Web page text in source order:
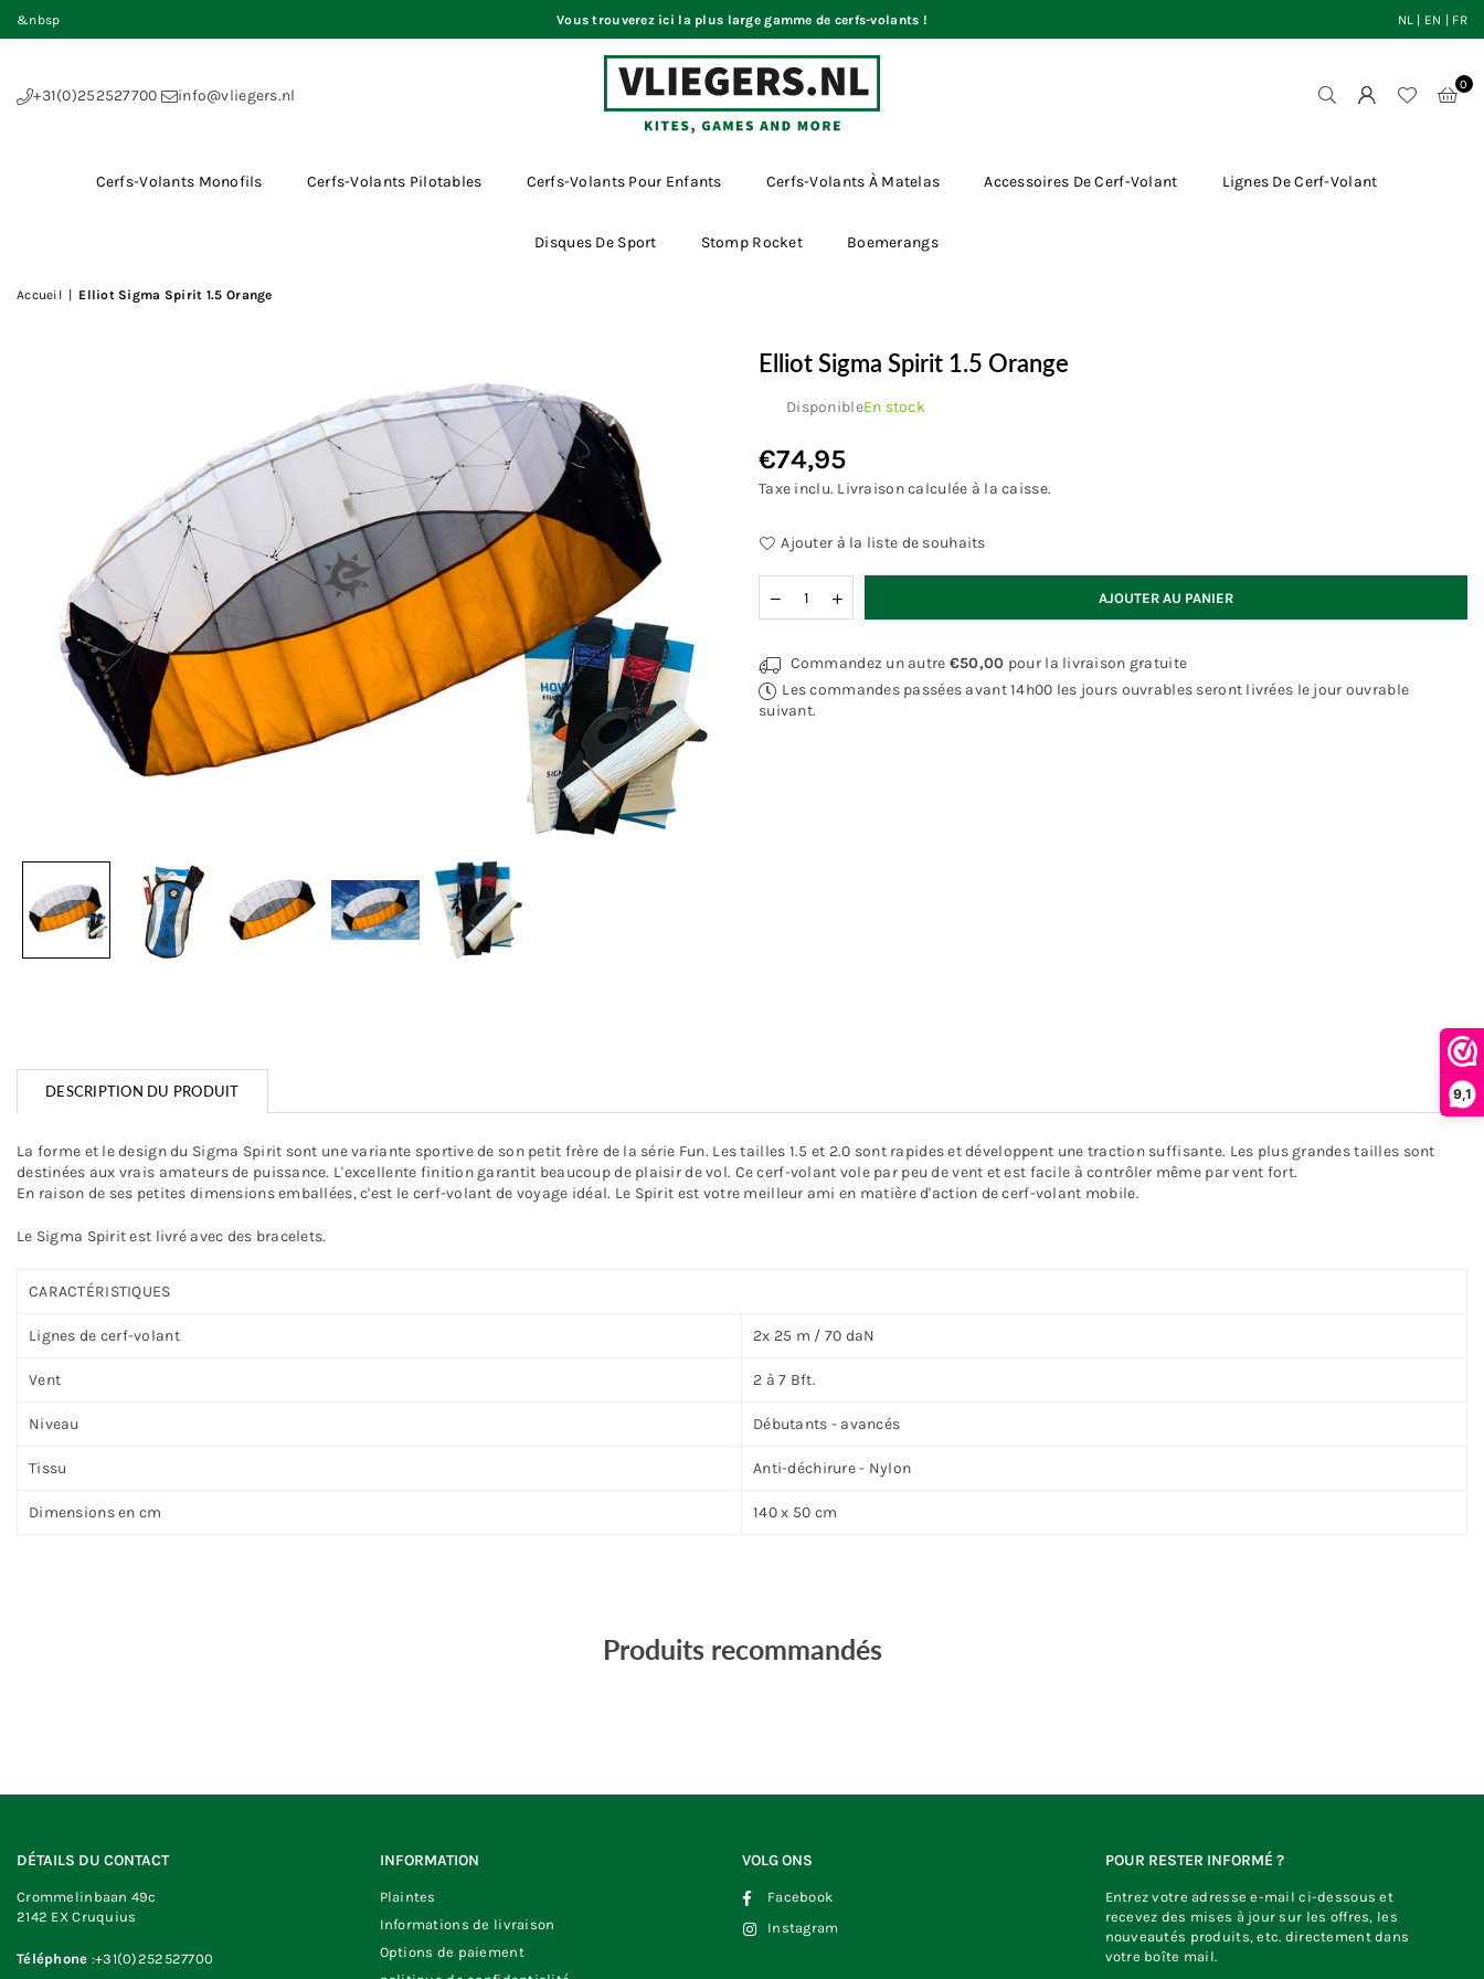
9,1
&nbsp Vous trouverez ici la plus large gamme de cerfs-volants ! NL | EN | FR
+31(0)252527700 info@vliegers.nl
0
Cerfs-Volants Monofils Cerfs-Volants Pilotables Cerfs-Volants Pour Enfants Cerfs-Volants À Matelas Accessoires De Cerf-Volant Lignes De Cerf-Volant
Disques De Sport Stomp Rocket Boemerangs
Accueil Elliot Sigma Spirit 1.5 Orange
Elliot Sigma Spirit 1.5 Orange
DisponibleEn stock
Prix
régulier
€74,95
Taxe inclu. Livraisoncalculée à la caisse.
Ajouter à la liste de souhaits
AJOUTER AU PANIER
Commandez un autre €50,00 pour la livraison gratuite
Les commandes passées avant 14h00 les jours ouvrables seront livrées le jour ouvrable
suivant.
DESCRIPTION DU PRODUIT
La forme et le design du Sigma Spirit sont une variante sportive de son petit frère de la série Fun. Les tailles 1.5 et 2.0 sont rapides et développent une traction suffisante. Les plus grandes tailles sont
destinées aux vrais amateurs de puissance. L'excellente finition garantit beaucoup de plaisir de vol. Ce cerf-volant vole par peu de vent et est facile à contrôler même par vent fort.
En raison de ses petites dimensions emballées, c'est le cerf-volant de voyage idéal. Le Spirit est votre meilleur ami en matière d'action de cerf-volant mobile.
Le Sigma Spirit est livré avec des bracelets.
CARACTÉRISTIQUES
Lignes de cerf-volant 2x 25 m / 70 daN
Vent 2 à 7 Bft.
Niveau Débutants - avancés
Tissu Anti-déchirure - Nylon
Dimensions en cm 140 x 50 cm
Produits recommandés
DÉTAILS DU CONTACT
Crommelinbaan 49c
2142 EX Cruquius
Téléphone :+31(0)252527700
INFORMATION
Plaintes
Informations de livraison
Options de paiement
VOLG ONS
Facebook
Instagram
POUR RESTER INFORMÉ ?
Entrez votre adresse e-mail ci-dessous et
recevez des mises à jour sur les offres, les
nouveautés produits, etc. directement dans
votre boîte mail.